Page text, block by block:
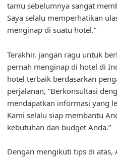
tamu sebelumnya sangat
Saya selalu memperhatikan
menginap di suatu hotel.”
Terakhir, jangan ragu untuk
pernah menginap di hotel di
hotel terbaik berdasarkan
perjalanan, “Berkonsultasi
mendapatkan informasi yang
Kami selalu siap membantu
kebutuhan dan budget Anda.”
Dengan mengikuti tips di